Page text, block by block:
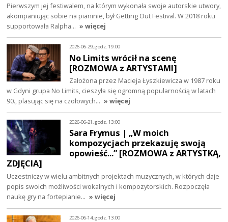
Pierwszym jej festiwalem, na którym wykonała swoje autorskie utwory,
akompaniując sobie na pianinie, był Getting Out Festival. W 2018 roku
supportowała Ralpha… » więcej
2026-06-29, godz. 19:00
No Limits wrócił na scenę
[ROZMOWA z ARTYSTAMI]
Założona przez Macieja Łyszkiewicza w 1987 roku
w Gdyni grupa No Limits, cieszyła się ogromną popularnością w latach
90., plasując się na czołowych… » więcej
2026-06-21, godz. 13:00
Sara Frymus | „W moich
kompozycjach przekazuję swoją
opowieść...” [ROZMOWA z ARTYSTKĄ,
ZDJĘCIA]
Uczestniczy w wielu ambitnych projektach muzycznych, w których daje
popis swoich możliwości wokalnych i kompozytorskich. Rozpoczęła
naukę gry na fortepianie… » więcej
2026-06-14, godz. 13:00